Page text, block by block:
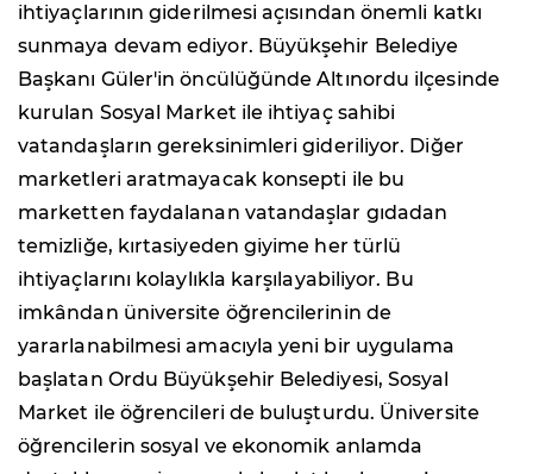
ihtiyaçlarının giderilmesi açısından önemli katkı
sunmaya devam ediyor. Büyükşehir Belediye
Başkanı Güler'in öncülüğünde Altınordu ilçesinde
kurulan Sosyal Market ile ihtiyaç sahibi
vatandaşların gereksinimleri gideriliyor. Diğer
marketleri aratmayacak konsepti ile bu
marketten faydalanan vatandaşlar gıdadan
temizliğe, kırtasiyeden giyime her türlü
ihtiyaçlarını kolaylıkla karşılayabiliyor. Bu
imkândan üniversite öğrencilerinin de
yararlanabilmesi amacıyla yeni bir uygulama
başlatan Ordu Büyükşehir Belediyesi, Sosyal
Market ile öğrencileri de buluşturdu. Üniversite
öğrencilerin sosyal ve ekonomik anlamda